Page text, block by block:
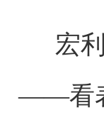
宏
——看